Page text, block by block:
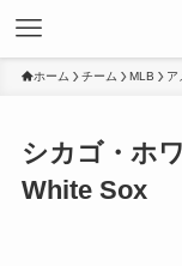
ホーム チーム MLB ア
シカゴ・ホ
White Sox